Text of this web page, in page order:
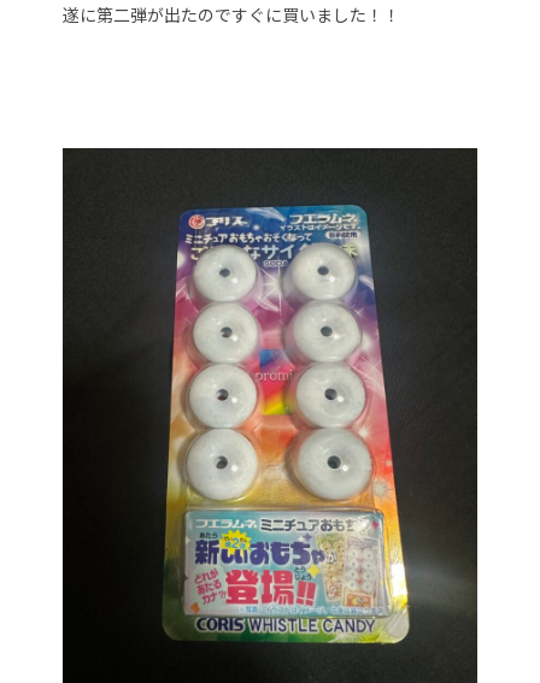
遂に第二弾が出たのですぐに買いました！！